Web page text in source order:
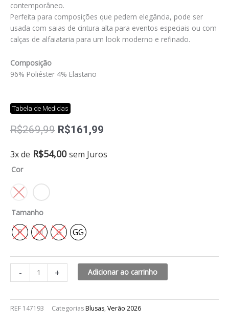
contemporâneo.
Perfeita para composições que pedem elegância, pode ser
usada com saias de cintura alta para eventos especiais ou com
calças de alfaiataria para um look moderno e refinado.
Composição
96% Poliéster 4% Elastano
Tabela de Medidas
R$269,99 O
original
R$161,99
atual
3x de R$54,00 sem Juros
Cor
Tamanho
P M G GG
-
Blusa
foil
quantidade
+ Adicionar ao carrinho
REF 147193 CategoriasBlusas, Verão 2026